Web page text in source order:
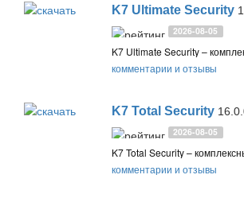
K7 Ultimate Security
2026-08-05
комментарии и отзывы
K7 Total Security
2026-08-05
комментарии и отзывы